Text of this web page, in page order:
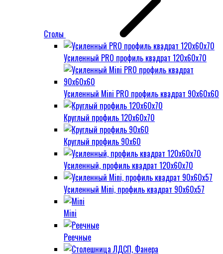
Столы
Усиленный PRO профиль квадрат 120х60х70
Усиленный Mini PRO профиль квадрат 90х60х60
Круглый профиль 120х60х70
Круглый профиль 90х60
Усиленный, профиль квадрат 120х60х70
Усиленный Mini, профиль квадрат 90х60х57
Mini
Реечные